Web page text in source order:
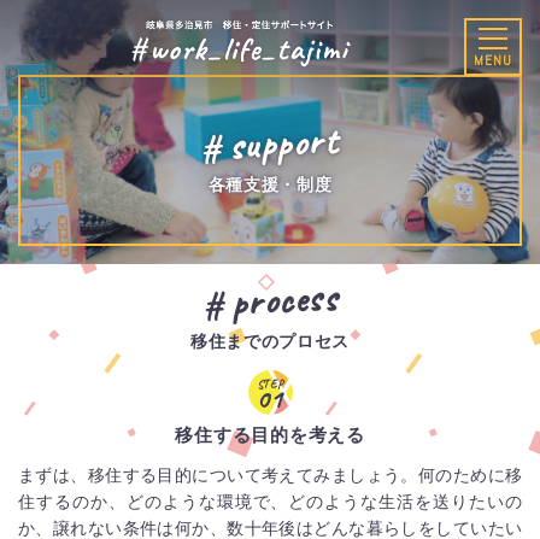
support
各種支援・制度
メ
ー
本
サ
へ
MENU
process
移住までのプロセス
STEP
01
移住する目的を考える
まずは、移住する目的について考えてみましょう。何のために移
住するのか、どのような環境で、どのような生活を送りたいの
か、譲れない条件は何か、数十年後はどんな暮らしをしていたい